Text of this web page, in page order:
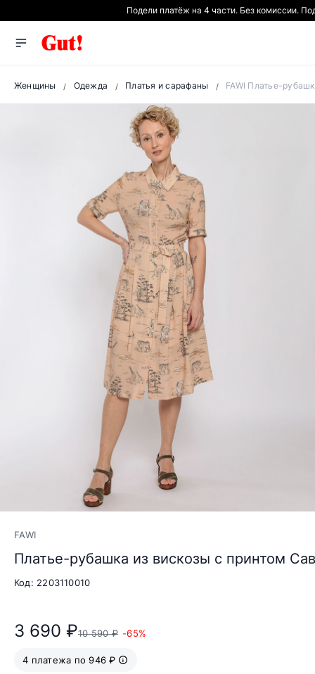
Подели платёж на 4 части. Без комиссии.
Женщины Одежда Платья и сарафаны FAWI Платье-
FAWI
Платье-рубашка из вискозы с принтом
Код: 2203110010
3 690 ₽10 590 ₽ -65%
4 платежа по 946 ₽